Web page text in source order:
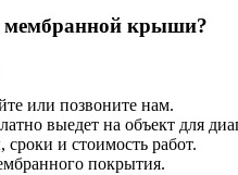
мембранной крыши?
или позвоните нам.
выедет на объект для
и стоимость работ.
покрытия.